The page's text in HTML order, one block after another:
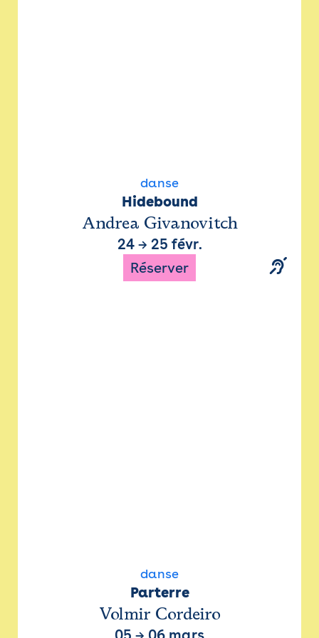
danse
Hidebound
Andrea Givanovitch
24→ 25 févr.
Réserver
danse
Parterre
Volmir Cordeiro